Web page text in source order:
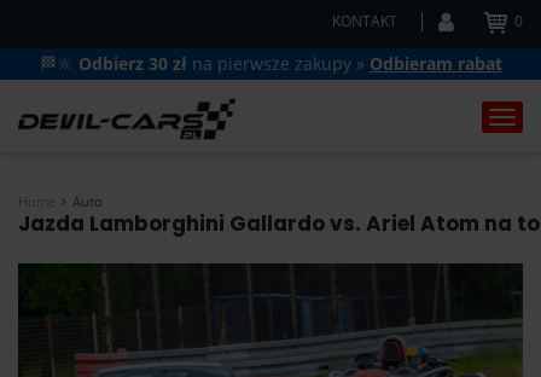
KONTAKT 0
🏁🔆 Odbierz 30 zł na pierwsze zakupy » Odbieram rabat
Home Auto
Jazda Lamborghini Gallardo vs. Ariel Atom na